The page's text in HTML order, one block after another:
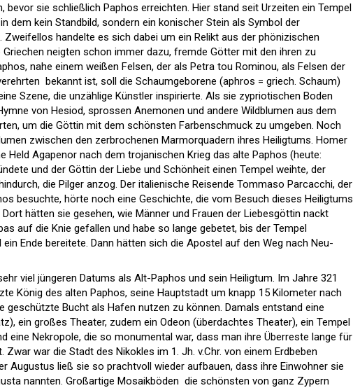
bevor sie schließlich Paphos erreichten. Hier stand seit Urzeiten ein Tempel
dem kein Standbild, sondern ein konischer Stein als Symbol der
Zweifellos handelte es sich dabei um ein Relikt aus der phönizischen
Griechen neigten schon immer dazu, fremde Götter mit den ihren zu
nahe einem weißen Felsen, der als Petra tou Rominou, als Felsen der
 bekannt ist, soll die Schaumgeborene (aphros = griech. Schaum)
Szene, die unzählige Künstler inspirierte. Als sie zypriotischen Boden
von Hesiod, sprossen Anemonen und andere Wildblumen aus dem
um die Göttin mit dem schönsten Farbenschmuck zu umgeben. Noch
zwischen den zerbrochenen Marmorquadern ihres Heiligtums. Homer
Held Agapenor nach dem trojanischen Krieg das alte Paphos (heute:
und der Göttin der Liebe und Schönheit einen Tempel weihte, der
die Pilger anzog. Der italienische Reisende Tommaso Parcacchi, der
besuchte, hörte noch eine Geschichte, die vom Besuch dieses Heiligtums
hätten sie gesehen, wie Männer und Frauen der Liebesgöttin nackt
auf die Knie gefallen und habe so lange gebetet, bis der Tempel
Ende bereitete. Dann hätten sich die Apostel auf den Weg nach Neu-
viel jüngeren Datums als Alt-Paphos und sein Heiligtum. Im Jahre 321
König des alten Paphos, seine Hauptstadt um knapp 15 Kilometer nach
geschützte Bucht als Hafen nutzen zu können. Damals entstand eine
ein großes Theater, zudem ein Odeon (überdachtes Theater), ein Tempel
eine Nekropole, die so monumental war, dass man ihre Überreste lange für
Zwar war die Stadt des Nikokles im 1. Jh. v.Chr. von einem Erdbeben
Augustus ließ sie so prachtvoll wieder aufbauen, dass ihre Einwohner sie
nannten. Großartige Mosaikböden  die schönsten von ganz Zypern 